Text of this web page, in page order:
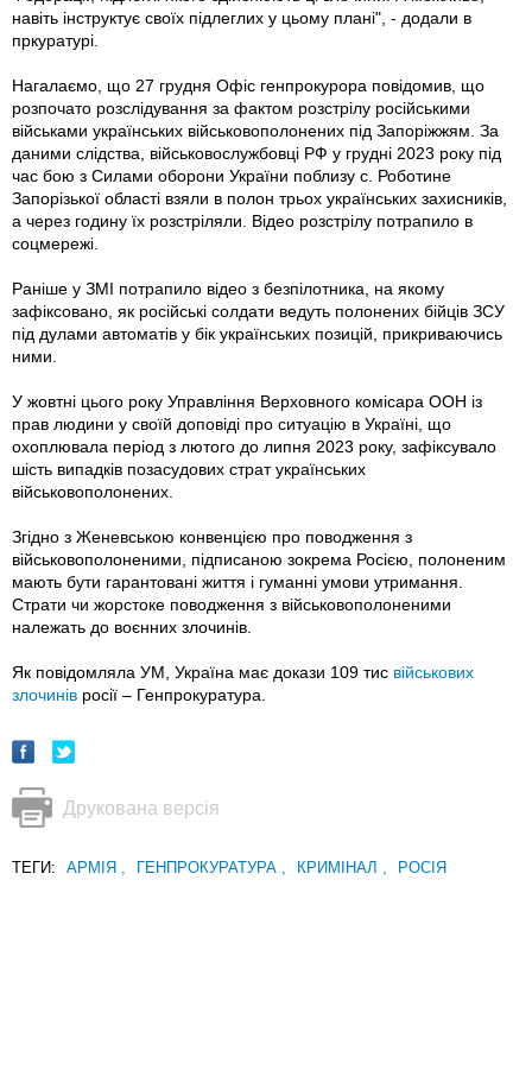
навіть інструктує своїх підлеглих у цьому плані", - додали в
пркуратурі.
Нагалаємо, що 27 грудня Офіс генпрокурора повідомив, що
розпочато розслідування за фактом розстрілу російськими
військами українських військовополонених під Запоріжжям. За
даними слідства, військовослужбовці РФ у грудні 2023 року під
час бою з Силами оборони України поблизу с. Роботине
Запорізької області взяли в полон трьох українських захисників,
а через годину їх розстріляли. Відео розстрілу потрапило в
соцмережі.
Раніше у ЗМІ потрапило відео з безпілотника, на якому
зафіксовано, як російські солдати ведуть полонених бійців ЗСУ
під дулами автоматів у бік українських позицій, прикриваючись
ними.
У жовтні цього року Управління Верховного комісара ООН із
прав людини у своїй доповіді про ситуацію в Україні, що
охоплювала період з лютого до липня 2023 року, зафіксувало
шість випадків позасудових страт українських
військовополонених.
Згідно з Женевською конвенцією про поводження з
військовополоненими, підписаною зокрема Росією, полоненим
мають бути гарантовані життя і гуманні умови утримання.
Страти чи жорстоке поводження з військовополоненими
належать до воєнних злочинів.
Як повідомляла УМ, Україна має докази 109 тис військових
злочинів росії – Генпрокуратура.
Друкована версія
ТЕГИ: АРМІЯ , ГЕНПРОКУРАТУРА , КРИМІНАЛ , РОСІЯ